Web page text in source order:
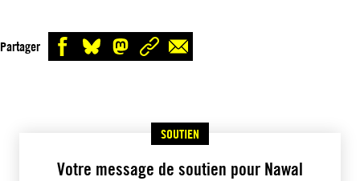
Partager
SOUTIEN
Votre message de soutien pour Nawal